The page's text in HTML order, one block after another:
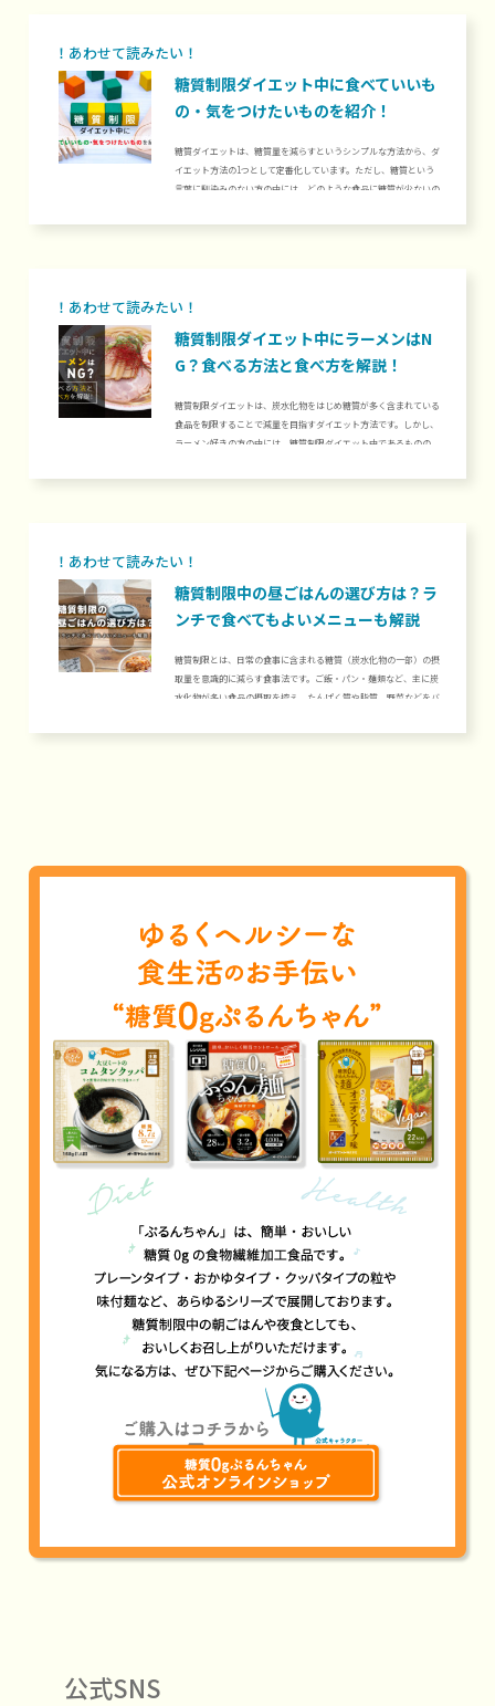
糖質制限ダイエット中に食べていいも
の・気をつけたいものを紹介！
糖質ダイエットは、糖質量を減らすというシンプルな方法から、ダ
イエット方法の1つとして定番化しています。ただし、糖質という
言葉に馴染みのない方の中には、どのような食品に糖質が少ないの
では、糖質ダイエット中に食べていいものと気をつけたいものを、
けたいもの糖質制限...
糖質制限ダイエット中にラーメンはN
G？食べる方法と食べ方を解説！
糖質制限ダイエットは、炭水化物をはじめ糖質が多く含まれている
食品を制限することで減量を目指すダイエット方法です。しかし、
ラーメン好きの方の中には、糖質制限ダイエット中であるものの、
か。ラーメンの麺には多くの糖質が含まれていますが、工夫するこ
ダイエットにラー...
糖質制限中の昼ごはんの選び方は？ラ
ンチで食べてもよいメニューも解説
糖質制限とは、日常の食事に含まれる糖質（炭水化物の一部）の摂
取量を意識的に減らす食事法です。ご飯・パン・麺類など、主に炭
水化物が多い食品の摂取を控え、たんぱく質や脂質、野菜などをバ
コンビニの利用時も、肉や魚などを含むメニューやサラダを中心に
公式SNS